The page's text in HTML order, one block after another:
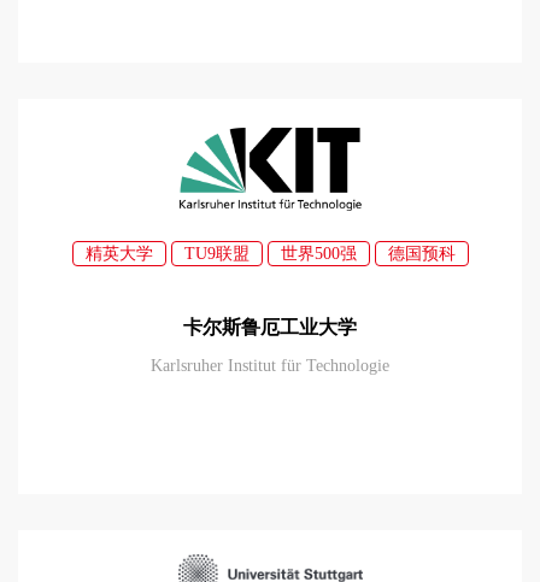
精英大学 TU9联盟 世界500强 德国预科
卡尔斯鲁厄工业大学
Karlsruher Institut für Technologie